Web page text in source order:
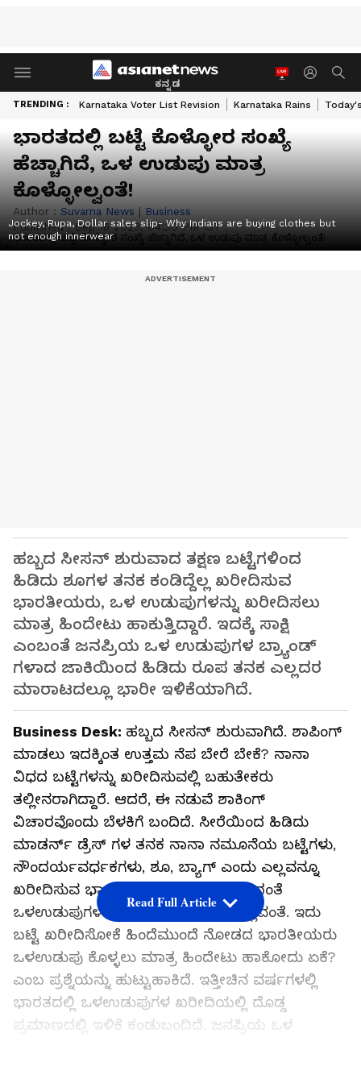
ಕನ್ನಡ
TRENDING : Karnataka Voter List Revision Karnataka Rains
ಭಾರತದಲ್ಲಿ ಬಟ್ಟೆ ಕೊಳ್ಳೋರ ಸಂಖ್ಯೆ
ಹೆಚ್ಚಾಗಿದೆ, ಒಳ ಉಡುಪು ಮಾತ್ರ
ಕೊಳ್ಳೋಲ್ವಂತೆ!
Author : Suvarna News | Business
Published :Sep 16 2023, 04:30 PM IST
Jockey, Rupa, Dollar sales slip- Why Indians are buying clothes but
not enough innerwear
ಹಬ್ಬದ ಸೀಸನ್ ಶುರುವಾದ ತಕ್ಷಣ ಬಟ್ಟೆಗಳಿಂದ
ಹಿಡಿದು ಶೂಗಳ ತನಕ ಕಂಡಿದ್ದೆಲ್ಲ ಖರೀದಿಸುವ
ಭಾರತೀಯರು, ಒಳ ಉಡುಪುಗಳನ್ನು ಖರೀದಿಸಲು
ಮಾತ್ರ ಹಿಂದೇಟು ಹಾಕುತ್ತಿದ್ದಾರೆ. ಇದಕ್ಕೆ ಸಾಕ್ಷಿ
ಎಂಬಂತೆ ಜನಪ್ರಿಯ ಒಳ ಉಡುಪುಗಳ ಬ್ರ್ಯಾಂಡ್
ಗಳಾದ ಜಾಕಿಯಿಂದ ಹಿಡಿದು ರೂಪ ತನಕ ಎಲ್ಲದರ
ಮಾರಾಟದಲ್ಲೂ ಭಾರೀ ಇಳಿಕೆಯಾಗಿದೆ.
Business Desk: ಹಬ್ಬದ ಸೀಸನ್ ಶುರುವಾಗಿದೆ. ಶಾಪಿಂಗ್
ಮಾಡಲು ಇದಕ್ಕಿಂತ ಉತ್ತಮ ನೆಪ ಬೇರೆ ಬೇಕೆ? ನಾನಾ
ವಿಧದ ಬಟ್ಟೆಗಳನ್ನು ಖರೀದಿಸುವಲ್ಲಿ ಬಹುತೇಕರು
ತಲ್ಲೀನರಾಗಿದ್ದಾರೆ. ಆದರೆ, ಈ ನಡುವೆ ಶಾಕಿಂಗ್
ವಿಚಾರವೊಂದು ಬೆಳಕಿಗೆ ಬಂದಿದೆ. ಸೀರೆಯಿಂದ ಹಿಡಿದು
ಮಾಡರ್ನ್ ಡ್ರೆಸ್ ಗಳ ತನಕ ನಾನಾ ನಮೂನೆಯ ಬಟ್ಟೆಗಳು,
ಸೌಂದರ್ಯವರ್ಧಕಗಳು, ಶೂ, ಬ್ಯಾಗ್ ಎಂದು ಎಲ್ಲವನ್ನೂ
ಖರೀದಿಸುವ ಭಾರತೀಯರು ಚಡ್ಡಿ, ಬ್ರಾ ಸೇರಿದಂತೆ
ಒಳಉಡುಪುಗಳನ್ನು ಮಾತ್ರ ಖರೀದಿಸೋದಿಲ್ಲವಂತೆ. ಇದು
ಬಟ್ಟೆ ಖರೀದಿಸೋಕೆ ಹಿಂದೆಮುಂದೆ ನೋಡದ ಭಾರತೀಯರು
ಒಳಉಡುಪು ಕೊಳ್ಳಲು ಮಾತ್ರ ಹಿಂದೇಟು ಹಾಕೋದು ಏಕೆ?
ಎಂಬ ಪ್ರಶ್ನೆಯನ್ನು ಹುಟ್ಟುಹಾಕಿದೆ. ಇತ್ತೀಚಿನ ವರ್ಷಗಳಲ್ಲಿ
ಭಾರತದಲ್ಲಿ ಒಳಉಡುಪುಗಳ ಖರೀದಿಯಲ್ಲಿ ದೊಡ್ಡ
ಪ್ರಮಾಣದಲ್ಲಿ ಇಳಿಕೆ ಕಂಡುಬಂದಿದೆ. ಜನಪ್ರಿಯ ಒಳ
Read Full Article